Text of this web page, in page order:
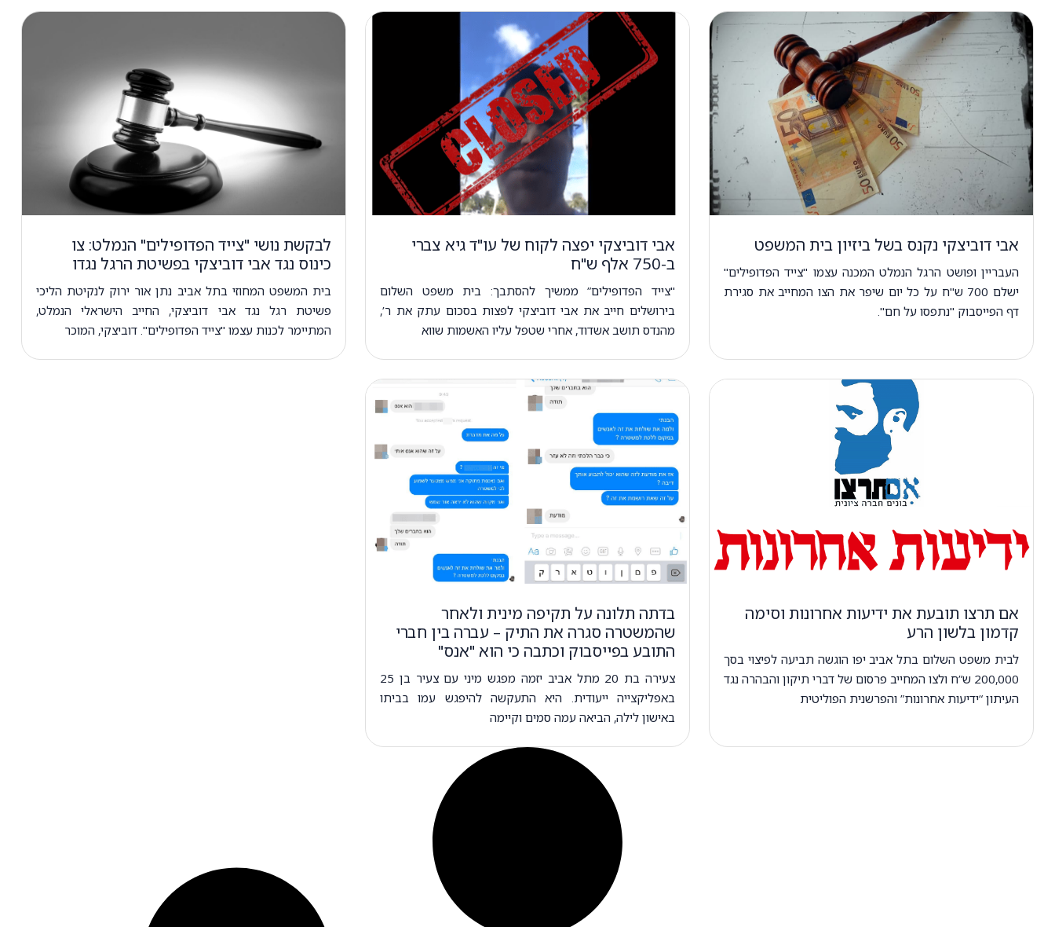
אבי דוביצקי נקנס בשל ביזיון בית המשפט
העבריין ופושט הרגל הנמלט המכנה עצמו "צייד הפדופילים"
ישלם 700 ש"ח על כל יום שיפר את הצו המחייב את סגירת
דף הפייסבוק "נתפסו על חם".
אבי דוביצקי יפצה לקוח של עו"ד גיא צברי
ב-750 אלף ש"ח
"צייד הפדופילים” ממשיך להסתבך: בית משפט השלום
בירושלים חייב את אבי דוביצקי לפצות בסכום עתק את ר’,
מהנדס תושב אשדוד, אחרי שטפל עליו האשמות שווא
לבקשת נושי "צייד הפדופילים" הנמלט: צו
כינוס נגד אבי דוביצקי בפשיטת הרגל נגדו
בית המשפט המחוזי בתל אביב נתן אור ירוק לנקיטת הליכי
פשיטת רגל נגד אבי דוביצקי, החייב הישראלי הנמלט,
המתיימר לכנות עצמו "צייד הפדופילים". דוביצקי, המוכר
אם תרצו תובעת את ידיעות אחרונות וסימה
קדמון בלשון הרע
לבית משפט השלום בתל אביב יפו הוגשה תביעה לפיצוי בסך
200,000 ש”ח ולצו המחייב פרסום של דברי תיקון והבהרה נגד
העיתון “ידיעות אחרונות” והפרשנית הפוליטית
בדתה תלונה על תקיפה מינית ולאחר
שהמשטרה סגרה את התיק – עברה בין חברי
התובע בפייסבוק וכתבה כי הוא "אנס"
צעירה בת 20 מתל אביב יזמה מפגש מיני עם צעיר בן 25
באפליקצייה ייעודית. היא התעקשה להיפגש עמו בביתו
באישון לילה, הביאה עמה סמים וקיימה